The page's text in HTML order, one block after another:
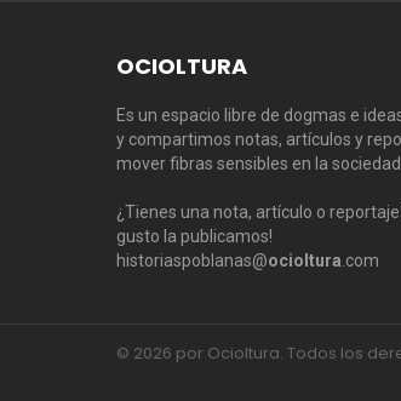
OCIOLTURA
Es un espacio libre de dogmas e
y compartimos notas, artículos y
mover fibras sensibles en la sociedad
¿Tienes una nota, artículo o
gusto la publicamos!
historiaspoblanas@ocioltura .com
© 2026 por Ocioltura. Todos los